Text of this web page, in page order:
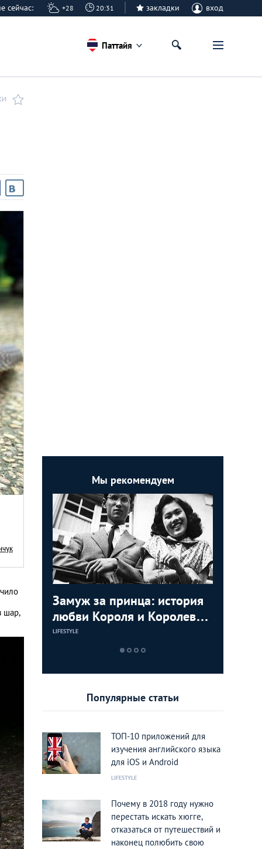
сейчас: +28 20:31 закладки вход
Паттайя
шар,
Мы рекомендуем
Замуж за принца: история
любви Короля и Королевы
Тайланда
LIFESTYLE
Популярные статьи
ТОП-10 приложений для
изучения английского языка
для iOS и Android
LIFESTYLE
Почему в 2018 году нужно
перестать искать хюгге,
отказаться от путешествий и
наконец полюбить свою